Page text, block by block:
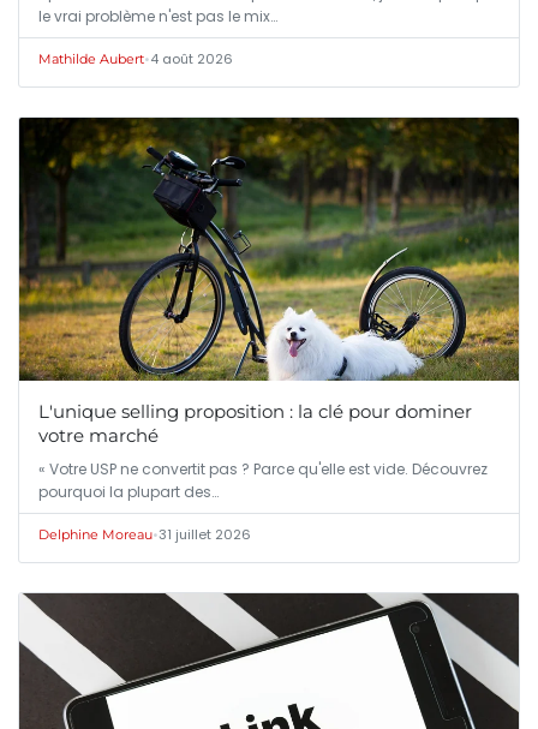
le vrai problème n'est pas le mix…
Mathilde Aubert•4 août 2026
L'unique selling proposition : la clé pour dominer
votre marché
« Votre USP ne convertit pas ? Parce qu'elle est vide. Découvrez
pourquoi la plupart des…
Delphine Moreau•31 juillet 2026